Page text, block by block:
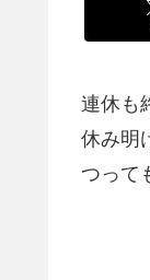
連休も
休み明
つって